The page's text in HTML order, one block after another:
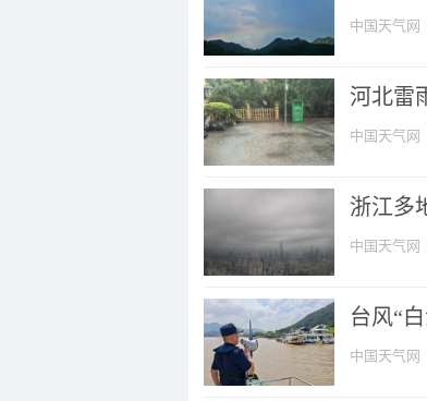
中国天气网
河北雷
中国天气网
浙江多
中国天气网
台风“
中国天气网